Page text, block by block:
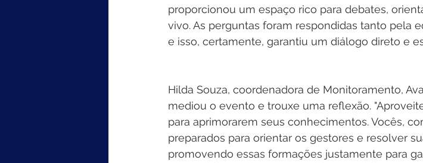
proporcionou um espaço rico para debates,
vivo. As perguntas foram respondidas tanto pela
e isso, certamente, garantiu um diálogo direto e
Hilda Souza, coordenadora de Monitoramento,
mediou o evento e trouxe uma reflexão.
para aprimorarem seus conhecimentos. Vocês,
preparados para orientar os gestores e resolver
promovendo essas formações justamente para